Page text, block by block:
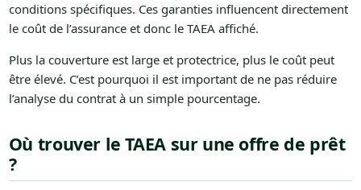
conditions spécifiques. Ces garanties influencent directement
le coût de l’assurance et donc le TAEA affiché.
Plus la couverture est large et protectrice, plus le coût peut
être élevé. C’est pourquoi il est important de ne pas réduire
l’analyse du contrat à un simple pourcentage.
Où trouver le TAEA sur une offre de prêt
?